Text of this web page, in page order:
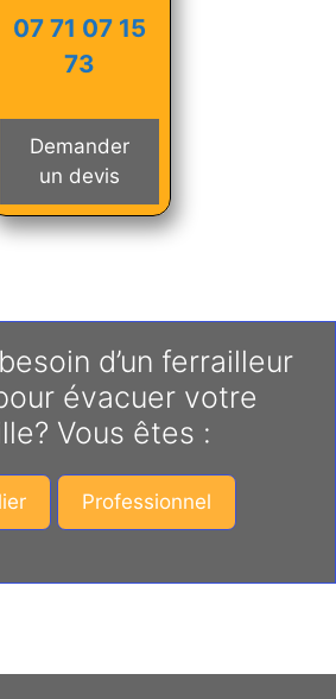
07 71 07 15
73
Demander
un devis
d’un ferrailleur
évacuer votre
Vous êtes :
Professionnel